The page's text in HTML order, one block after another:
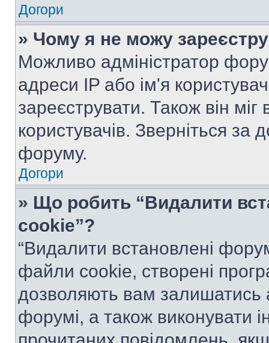
Догори
» Чому я не можу
Можливо адміністратор
адреси IP або ім'я
зареєструвати. Також він
користувачів. Зверніться за
форуму.
Догори
» Що робить “Видалити
cookie”?
“Видалити встановлені
файли cookie, створені
дозволяють вам залишатись
форумі, а також виконувати